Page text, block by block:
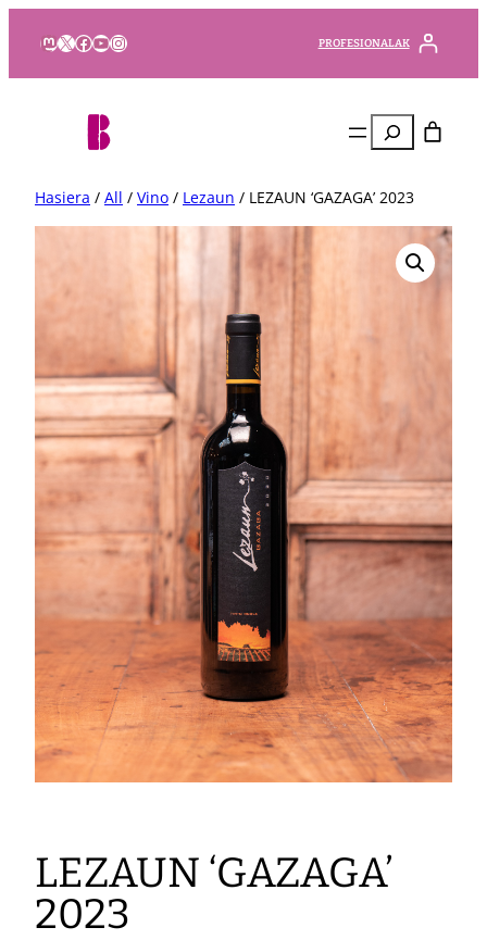
Mastodon
X Facebook
YouTube
Instagram PROFESIONALAK
Bilatu
Hasiera / All / Vino / Lezaun / LEZAUN ‘GAZAGA’ 2023
LEZAUN ‘GAZAGA’
2023